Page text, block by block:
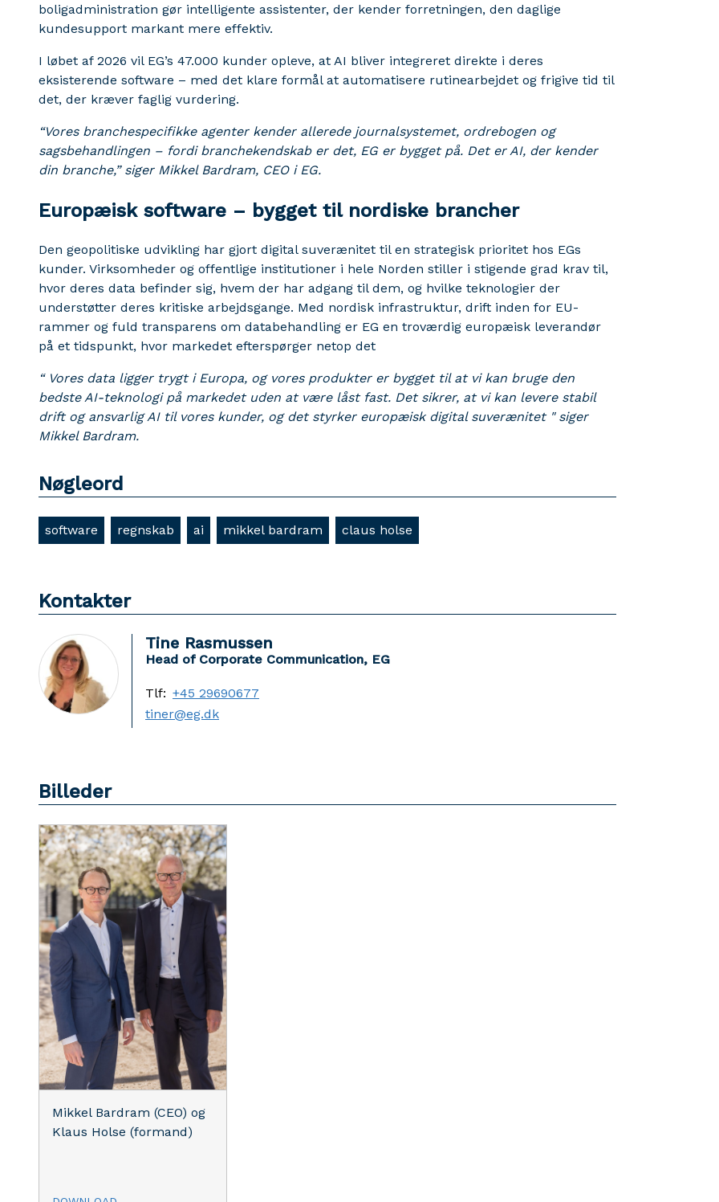
boligadministration gør intelligente assistenter, der kender forretningen, den daglige
kundesupport markant mere effektiv.
I løbet af 2026 vil EG’s 47.000 kunder opleve, at AI bliver integreret direkte i deres
eksisterende software – med det klare formål at automatisere rutinearbejdet og frigive tid til
det, der kræver faglig vurdering.
“Vores branchespecifikke agenter kender allerede journalsystemet, ordrebogen og
sagsbehandlingen – fordi branchekendskab er det, EG er bygget på. Det er AI, der kender
din branche,” siger Mikkel Bardram, CEO i EG.
Europæisk software – bygget til nordiske brancher
Den geopolitiske udvikling har gjort digital suverænitet til en strategisk prioritet hos EGs
kunder. Virksomheder og offentlige institutioner i hele Norden stiller i stigende grad krav til,
hvor deres data befinder sig, hvem der har adgang til dem, og hvilke teknologier der
understøtter deres kritiske arbejdsgange. Med nordisk infrastruktur, drift inden for EU-
rammer og fuld transparens om databehandling er EG en troværdig europæisk leverandør
på et tidspunkt, hvor markedet efterspørger netop det
“ Vores data ligger trygt i Europa, og vores produkter er bygget til at vi kan bruge den
bedste AI-teknologi på markedet uden at være låst fast. Det sikrer, at vi kan levere stabil
drift og ansvarlig AI til vores kunder, og det styrker europæisk digital suverænitet " siger
Mikkel Bardram.
Nøgleord
software regnskab ai mikkel bardram claus holse
Kontakter
Tine Rasmussen
Head of Corporate Communication, EG
Tlf: +45 29690677
tiner@eg.dk
Billeder
Mikkel Bardram (CEO) og
Klaus Holse (formand)